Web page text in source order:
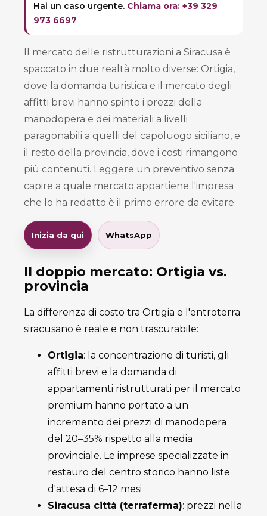
Hai un caso urgente. Chiama ora: +39 329
973 6697
Il mercato delle ristrutturazioni a Siracusa è
spaccato in due realtà molto diverse: Ortigia,
dove la domanda turistica e il mercato degli
affitti brevi hanno spinto i prezzi della
manodopera e dei materiali a livelli
paragonabili a quelli del capoluogo siciliano, e
il resto della provincia, dove i costi rimangono
più contenuti. Leggere un preventivo senza
capire a quale mercato appartiene l'impresa
che lo ha redatto è il primo errore da evitare.
Inizia da qui WhatsApp
Il doppio mercato: Ortigia vs.
provincia
La differenza di costo tra Ortigia e l'entroterra
siracusano è reale e non trascurabile:
Ortigia: la concentrazione di turisti, gli
affitti brevi e la domanda di
appartamenti ristrutturati per il mercato
premium hanno portato a un
incremento dei prezzi di manodopera
del 20–35% rispetto alla media
provinciale. Le imprese specializzate in
restauro del centro storico hanno liste
d'attesa di 6–12 mesi
Siracusa città (terraferma): prezzi nella